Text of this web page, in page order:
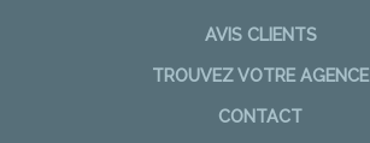
AVIS CLIENTS
TROUVEZ VOTRE AGENCE
CONTACT